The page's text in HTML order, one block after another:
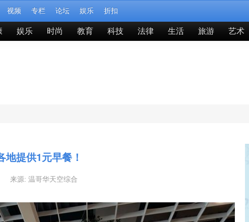
视频 专栏 论坛 娱乐 折扣
娱乐 时尚 教育 科技 法律 生活 旅游 艺术
提供1元早餐！
来源: 温哥华天空综合